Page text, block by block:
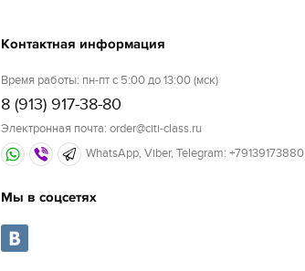
Контактная информация
Время работы: пн-пт с 5:00 до 13:00 (мск)
8 (913) 917-38-80
Электронная почта: order@citi-class.ru
WhatsApp, Viber, Telegram: +79139173880
Мы в соцсетях